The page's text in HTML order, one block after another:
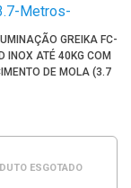
GREIKA FC-
INOX ATÉ 40KG COM
DE MOLA (3.7
ESGOTADO